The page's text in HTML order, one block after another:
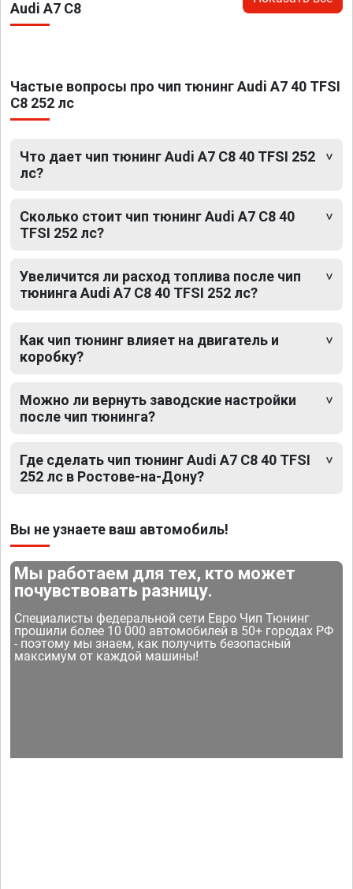
Audi A7 C8
Частые вопросы про чип тюнинг Audi A7 40 TFSI
C8 252 лс
Что дает чип тюнинг Audi A7 C8 40 TFSI 252
лс?
Сколько стоит чип тюнинг Audi A7 C8 40
TFSI 252 лс?
Увеличится ли расход топлива после чип
тюнинга Audi A7 C8 40 TFSI 252 лс?
Как чип тюнинг влияет на двигатель и
коробку?
Можно ли вернуть заводские настройки
после чип тюнинга?
Где сделать чип тюнинг Audi A7 C8 40 TFSI
252 лс в Ростове-на-Дону?
Вы не узнаете ваш автомобиль!
Мы работаем для тех, кто может
почувствовать разницу.
Специалисты федеральной сети Евро Чип Тюнинг
прошили более 10 000 автомобилей в 50+ городах РФ
- поэтому мы знаем, как получить безопасный
максимум от каждой машины!